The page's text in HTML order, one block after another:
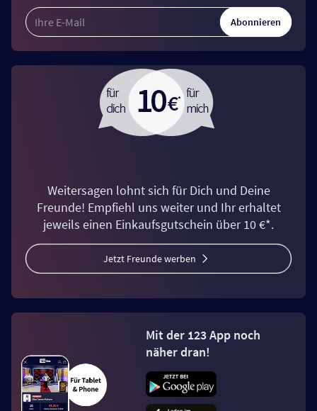
Abonnieren
Weitersagen lohnt sich für Dich und Deine
Freunde! Empfiehl uns weiter und Ihr erhaltet
jeweils einen Einkaufsgutschein über 10 €*.
Jetzt Freunde werben
Mit der 123 App noch
näher dran!